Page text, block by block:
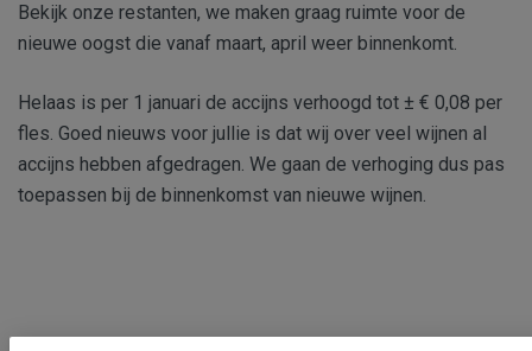
Bekijk onze restanten, we maken graag ruimte voor de
nieuwe oogst die vanaf maart, april weer binnenkomt.
Helaas is per 1 januari de accijns verhoogd tot ± € 0,08 per
fles. Goed nieuws voor jullie is dat wij over veel wijnen al
accijns hebben afgedragen. We gaan de verhoging dus pas
toepassen bij de binnenkomst van nieuwe wijnen.